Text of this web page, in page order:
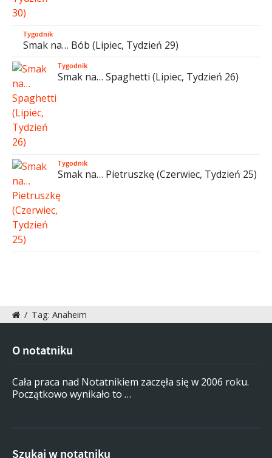
Tygodnik
Smak na… Bób (Lipiec, Tydzień 29)
Tygodnik
Smak na… Spaghetti (Lipiec, Tydzień 26)
Tygodnik
Smak na… Pietruszkę (Czerwiec, Tydzień 25)
/ Tag: Anaheim
O notatniku
Cała praca nad Notatnikiem zaczęła się w 2006 roku.
Początkowo wynikało to …
Szukaj w notatniku